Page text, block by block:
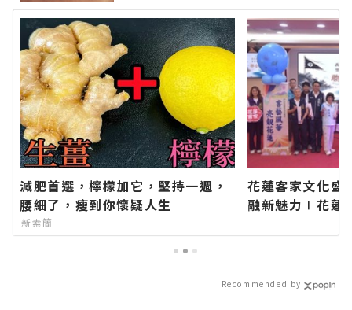
減肥首選，檸檬加它，堅持一週，
腰細了，瘦到你懷疑人生
新素簡
花蓮客家文化盛
融新魅力∣花蓮
新的在地資訊！
Recommended by